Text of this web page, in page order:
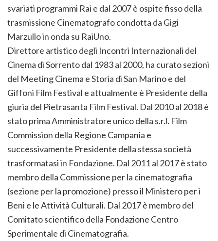
svariati programmi Rai e dal 2007 è ospite fisso della
trasmissione Cinematografo condotta da Gigi
Marzullo in onda su RaiUno.
Direttore artistico degli Incontri Internazionali del
Cinema di Sorrento dal 1983 al 2000, ha curato sezioni
del Meeting Cinema e Storia di San Marino e del
Giffoni Film Festival e attualmente è Presidente della
giuria del Pietrasanta Film Festival. Dal 2010 al 2018 è
stato prima Amministratore unico della s.r.l. Film
Commission della Regione Campania e
successivamente Presidente della stessa società
trasformatasi in Fondazione. Dal 2011 al 2017 è stato
membro della Commissione per la cinematografia
(sezione per la promozione) presso il Ministero per i
Beni e le Attività Culturali. Dal 2017 è membro del
Comitato scientifico della Fondazione Centro
Sperimentale di Cinematografia.